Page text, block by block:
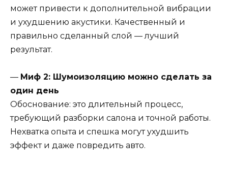
может привести к дополнительной вибрации
и ухудшению акустики. Качественный и
правильно сделанный слой — лучший
результат.
— Миф 2: Шумоизоляцию можно сделать за
один день
Обоснование: это длительный процесс,
требующий разборки салона и точной работы.
Нехватка опыта и спешка могут ухудшить
эффект и даже повредить авто.